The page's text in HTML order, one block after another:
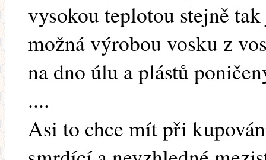
vysokou teplotou stejně
možná výrobou vosku z
na dno úlu a plástů
....
Asi to chce mít při